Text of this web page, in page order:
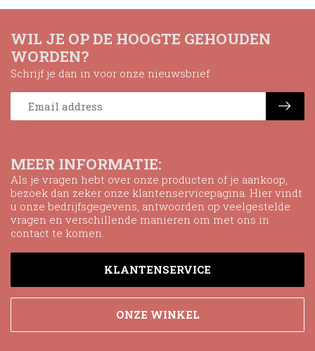
MEER INFORMATIE:
Als je vragen hebt over onze producten of je aankoop,
bezoek dan zeker onze klantenservicepagina. Hier vindt
u onze bedrijfsgegevens, antwoorden op veelgestelde
vragen en verschillende manieren om met ons in
contact te komen.
KLANTENSERVICE
ONZE WINKEL
WIL JE OP DE HOOGTE GEHOUDEN
WORDEN?
Schrijf je dan in voor onze nieuwsbrief